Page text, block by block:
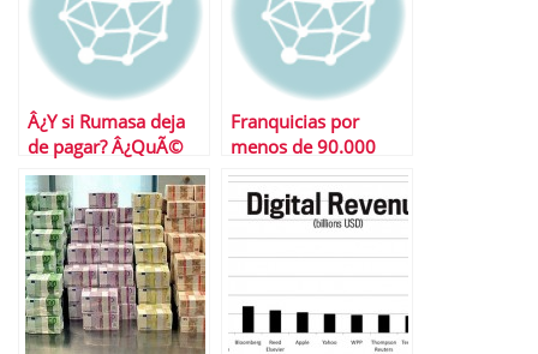
Â¿Y si Rumasa deja
de pagar? Â¿QuÃ©
pasa con el dinero de
los inversores?
Franquicias por
menos de 90.000
euros